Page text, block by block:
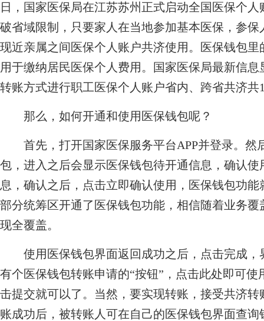
日，国家医保局在江苏苏州正式启动全国医保个
破省域限制，只要家人在当地参加基本医保，参
现近亲属之间医保个人账户共济使用。医保钱包
用于缴纳居民医保个人费用。国家医保局最新信
转账方式进行职工医保个人账户省内、跨省共济共
那么，如何开通和使用医保钱包呢？
首先，打开国家医保服务平台APP并登录。然
包，进入之后会显示医保钱包待开通信息，确认
息，确认之后，点击立即确认使用，医保钱包功
部分统筹区开通了医保钱包功能，相信随着业务
现全覆盖。
使用医保钱包界面返回成功之后，点击完成，
有个医保钱包转账申请的“按钮”，点击此处即可
击提交就可以了。当然，要实现转账，接受共济
账成功后，被转账人可在自己的医保钱包界面查